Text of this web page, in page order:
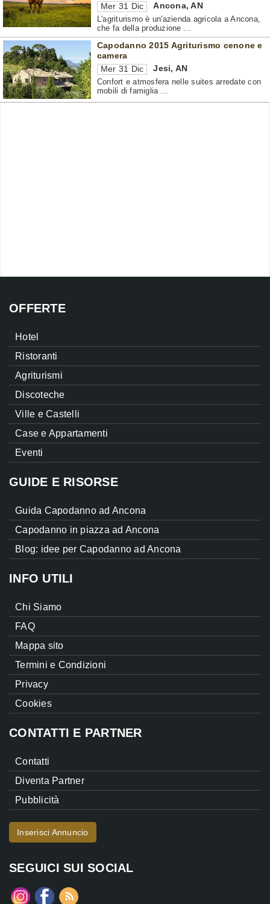
Mer 31 Dic Ancona,AN
L'agriturismo è un'azienda agricola a Ancona,
che fa della produzione ...
Capodanno 2015 Agriturismo cenone e
camera
Mer 31 Dic Jesi, AN
Confort e atmosfera nelle suites arredate con
mobili di famiglia ...
OFFERTE
Hotel
Ristoranti
Agriturismi
Discoteche
Ville e Castelli
Case e Appartamenti
Eventi
GUIDE E RISORSE
Guida Capodanno ad Ancona
Capodanno in piazza ad Ancona
Blog: idee per Capodanno ad Ancona
INFO UTILI
Chi Siamo
FAQ
Mappa sito
Termini e Condizioni
Privacy
Cookies
CONTATTI E PARTNER
Contatti
Diventa Partner
Pubblicità
Inserisci Annuncio
SEGUICI SUI SOCIAL